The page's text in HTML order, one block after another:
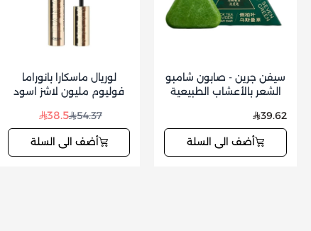
سيفن جرين - صابون شامبو
الشعر بالأعشاب الطبيعية
الشعر 125 جم 39.62
أضف الى السلة
لوريال ماسكارا بانوراما
فوليوم مليون لاشز اسود
54.37
38.5
أضف الى السلة